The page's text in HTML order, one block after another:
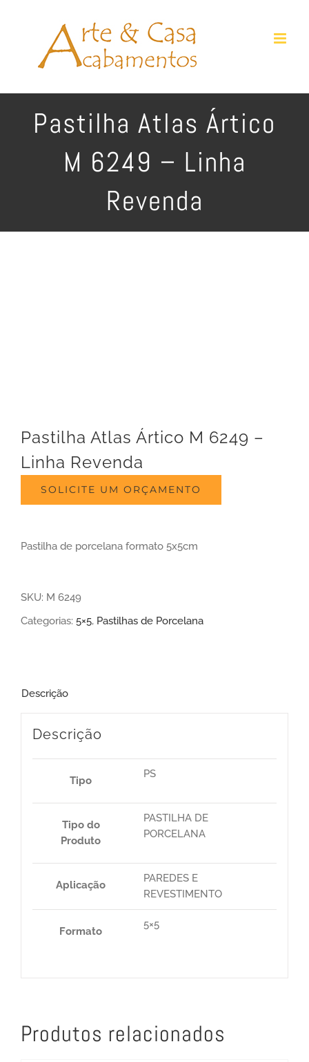
Pastilha Atlas Ártico
M 6249 – Linha
Revenda
Pastilha Atlas Ártico M 6249 –
Linha Revenda
SOLICITE UM ORÇAMENTO
Pastilha de porcelana formato 5x5cm
SKU: M 6249
Categorias: 5×5, Pastilhas de Porcelana
Descrição
Descrição
Tipo
PS
Tipo do
Produto
PASTILHA DE
PORCELANA
Aplicação
PAREDES E
REVESTIMENTO
Formato
5×5
Produtos relacionados